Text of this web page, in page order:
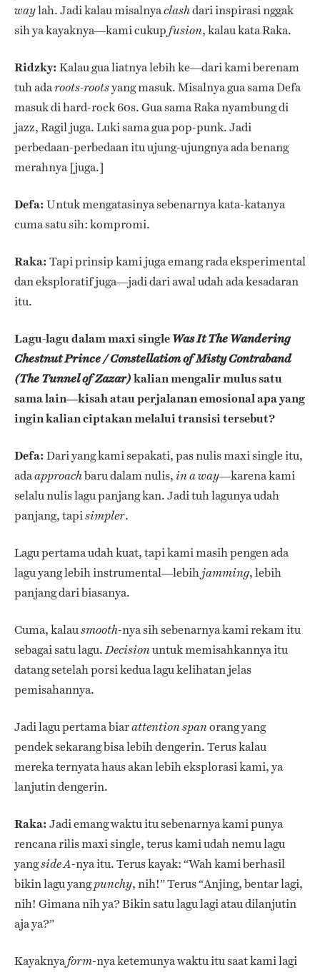
waylah. Jadi kalau misalnyaclashdari inspirasi nggak
sih ya kayaknya—kami cukup fusion, kalau kata Raka.
Ridzky: Kalau gua liatnya lebih ke—dari kami berenam
tuh adaroots-rootsyang masuk. Misalnya gua sama Defa
masuk di hard-rock 60s. Gua sama Raka nyambung di
jazz, Ragil juga. Luki sama gua pop-punk. Jadi
perbedaan-perbedaan itu ujung-ujungnya ada benang
merahnya [juga.]
Defa: Untuk mengatasinya sebenarnya kata-katanya
cuma satu sih: kompromi.
Raka: Tapi prinsip kami juga emang rada eksperimental
dan eksploratif juga—jadi dari awal udah ada kesadaran
itu.
Lagu-lagu dalam maxi single Was It The Wandering
Chestnut Prince / Constellation of Misty Contraband
(The Tunnel of Zazar) kalian mengalir mulus satu
sama lain—kisah atau perjalanan emosional apa yang
ingin kalian ciptakan melalui transisi tersebut?
Defa: Dari yang kami sepakati, pas nulis maxi single itu,
adaapproachbaru dalam nulis, in a way—karena kami
selalu nulis lagu panjang kan. Jadi tuh lagunya udah
panjang, tapisimpler.
Lagu pertama udah kuat, tapi kami masih pengen ada
lagu yang lebih instrumental—lebih jamming, lebih
panjang dari biasanya.
Cuma, kalausmooth-nya sih sebenarnya kami rekam itu
sebagai satu lagu.Decisionuntuk memisahkannya itu
datang setelah porsi kedua lagu kelihatan jelas
pemisahannya.
Jadi lagu pertama biarattention spanorang yang
pendek sekarang bisa lebih dengerin. Terus kalau
mereka ternyata haus akan lebih eksplorasi kami, ya
lanjutin dengerin.
Raka: Jadi emang waktu itu sebenarnya kami punya
rencana rilis maxi single, terus kami udah nemu lagu
yangsideA-nya itu. Terus kayak: “Wah kami berhasil
bikin lagu yangpunchy, nih!” Terus “Anjing, bentar lagi,
nih! Gimana nih ya? Bikin satu lagu lagi atau dilanjutin
aja ya?”
Kayaknyaform-nya ketemunya waktu itu saat kami lagi